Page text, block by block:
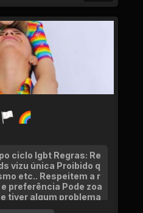
🏳 🌈
ciclo lgbt Regras: Re
vizu única Proibido q
etc.. Respeitem a r
preferência Pode zoa
tiver algum problema
os adms